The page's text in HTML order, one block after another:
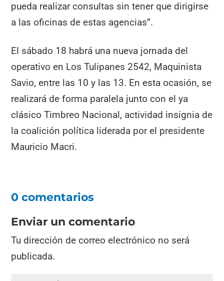
pueda realizar consultas sin tener que dirigirse
a las oficinas de estas agencias”.
El sábado 18 habrá una nueva jornada del
operativo en Los Tulipanes 2542, Maquinista
Savio, entre las 10 y las 13. En esta ocasión, se
realizará de forma paralela junto con el ya
clásico Timbreo Nacional, actividad insignia de
la coalición política liderada por el presidente
Mauricio Macri.
0 comentarios
Enviar un comentario
Tu dirección de correo electrónico no será
publicada.